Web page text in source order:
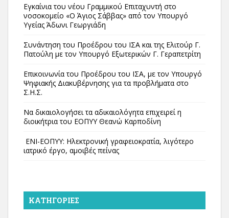
Εγκαίνια του νέου Γραμμικού Επιταχυντή στο
νοσοκομείο «Ο Άγιος Σάββας» από τον Υπουργό
Υγείας Άδωνι Γεωργιάδη
Συνάντηση του Προέδρου του ΙΣΑ και της Ελιτούρ Γ.
Πατούλη με τον Υπουργό Εξωτερικών Γ. Γεραπετρίτη
Επικοινωνία του Προέδρου του ΙΣΑ, με τον Υπουργό
Ψηφιακής Διακυβέρνησης για τα προβλήματα στο
Σ.Η.Σ.
Να δικαιολογήσει τα αδικαιολόγητα επιχειρεί η
διοικήτρια του ΕΟΠΥΥ Θεανώ Καρποδίνη
ΕΝΙ-ΕΟΠΥΥ: Ηλεκτρονική γραφειοκρατία, λιγότερο
ιατρικό έργο, αμοιβές πείνας
KΑΤΗΓΟΡΊΕΣ